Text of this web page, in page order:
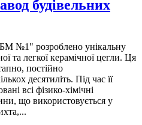
будівельних
№1" розроблено унікальну
та легкої керамічної цегли. Ця
постійно
десятиліть. Під час її
всі фізико-хімічні
що використовується у